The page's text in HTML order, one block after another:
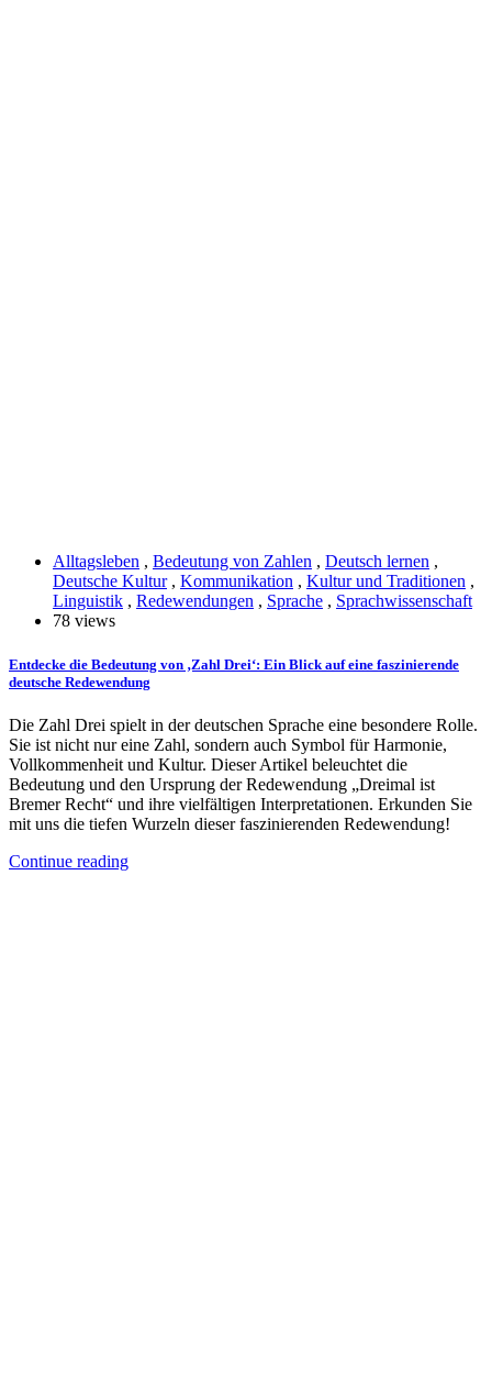
Alltagsleben , Bedeutung von Zahlen , Deutsch lernen ,
Deutsche Kultur, Kommunikation , Kultur und Traditionen ,
Linguistik , Redewendungen , Sprache , Sprachwissenschaft
78 views
Entdecke die Bedeutung von ‚Zahl Drei‘: Ein Blick auf eine faszinierende
deutsche Redewendung
Die Zahl Drei spielt in der deutschen Sprache eine besondere Rolle.
Sie ist nicht nur eine Zahl, sondern auch Symbol für Harmonie,
Vollkommenheit und Kultur. Dieser Artikel beleuchtet die
Bedeutung und den Ursprung der Redewendung „Dreimal ist
Bremer Recht“ und ihre vielfältigen Interpretationen. Erkunden Sie
mit uns die tiefen Wurzeln dieser faszinierenden Redewendung!
Continue reading